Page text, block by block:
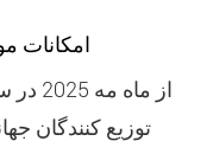
امکانات
از
توزیع کنندگان